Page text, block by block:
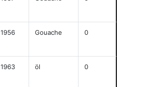
1956 Gouache 0
1963 öl 0